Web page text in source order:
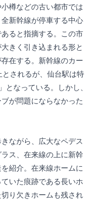
樽などの古い都市では
新幹線が停車する中心
ると指摘する。この市
きく引き込まれる形と
在する。新幹線のカー
されるが、仙台駅は特
なっている。しかし、
が問題にならなかった
ながら、広大なペデス
ス、在来線の上に新幹
紹介。在来線ホームに
いた痕跡である長いホ
り欠きホームも残され